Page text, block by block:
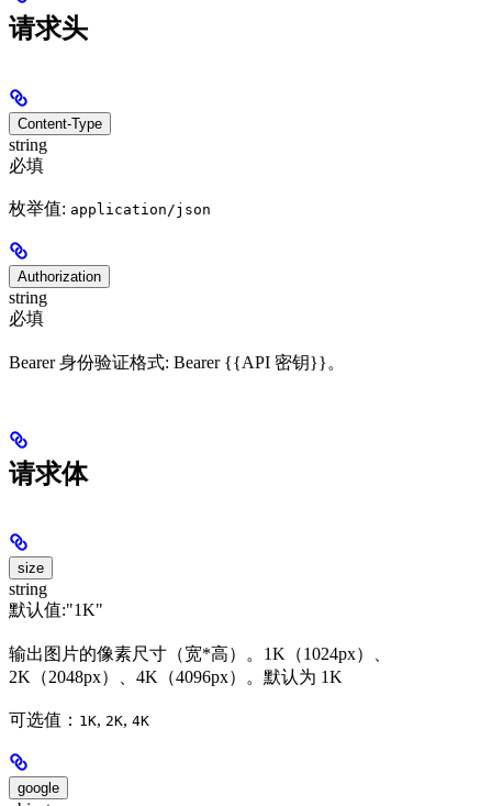
请求头
Content-Type
string
必填
枚举值: application/json
Authorization
string
必填
Bearer 身份验证格式: Bearer {{API 密钥}}。
请求体
size
string
默认值:"1K"
输出图片的像素尺寸（宽*高）。1K（1024px）、
2K（2048px）、4K（4096px）。默认为 1K
可选值： 1K, 2K, 4K
google